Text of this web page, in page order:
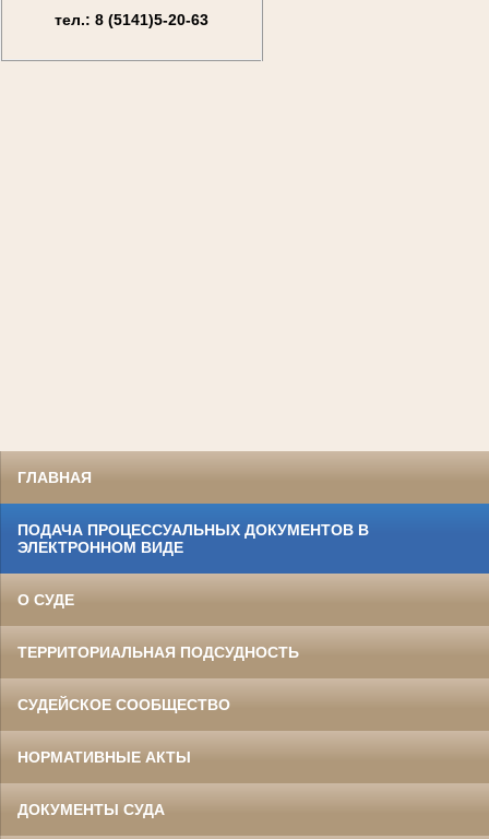
тел.: 8 (5141)5-20-63
ГЛАВНАЯ
ПОДАЧА ПРОЦЕССУАЛЬНЫХ ДОКУМЕНТОВ В
ЭЛЕКТРОННОМ ВИДЕ
О СУДЕ
ТЕРРИТОРИАЛЬНАЯ ПОДСУДНОСТЬ
СУДЕЙСКОЕ СООБЩЕСТВО
НОРМАТИВНЫЕ АКТЫ
ДОКУМЕНТЫ СУДА